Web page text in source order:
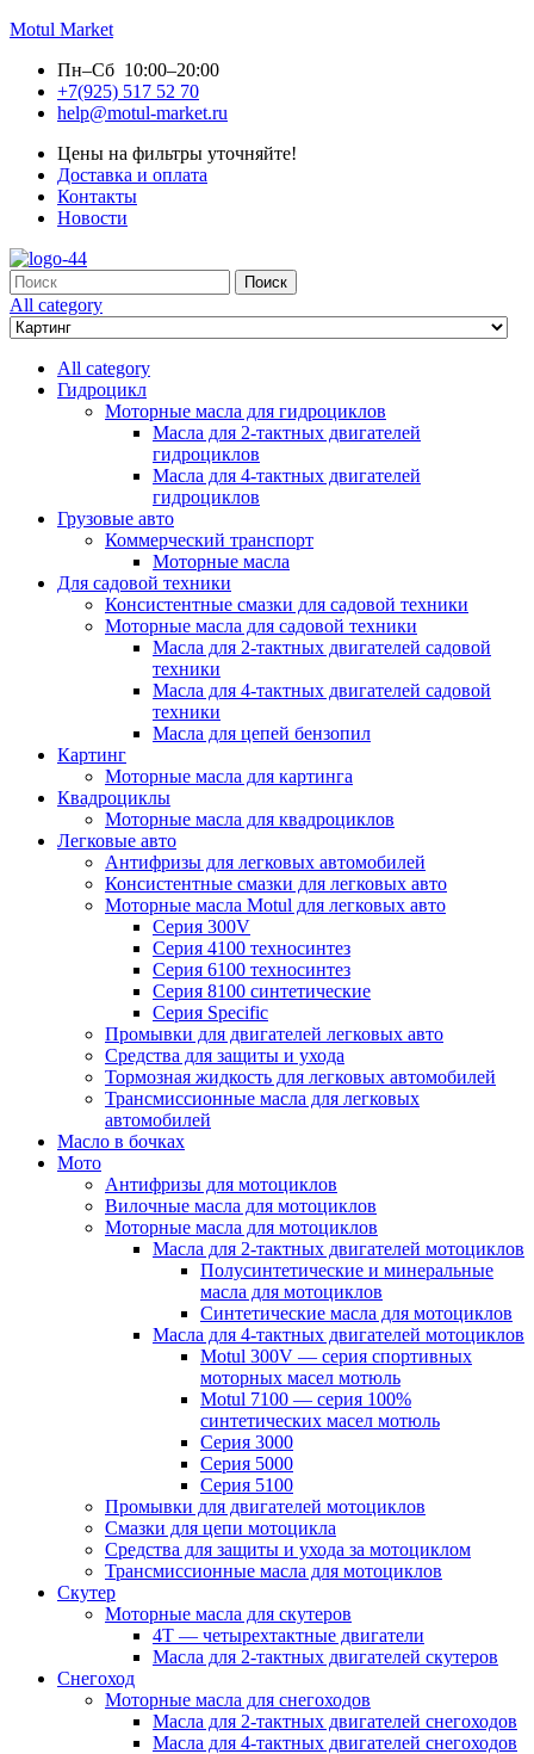
Motul Market
Пн–Сб 10:00–20:00
+7(925) 517 52 70
help@motul-market.ru
Цены на фильтры уточняйте!
Доставка и оплата
Контакты
Новости
Search
for:
Поиск
All category
All category
Гидроцикл
Моторные масла для гидроциклов
Масла для 2-тактных двигателей
гидроциклов
Масла для 4-тактных двигателей
гидроциклов
Грузовые авто
Коммерческий транспорт
Моторные масла
Для садовой техники
Консистентные смазки для садовой техники
Моторные масла для садовой техники
Масла для 2-тактных двигателей садовой
техники
Масла для 4-тактных двигателей садовой
техники
Масла для цепей бензопил
Картинг
Моторные масла для картинга
Квадроциклы
Моторные масла для квадроциклов
Легковые авто
Антифризы для легковых автомобилей
Консистентные смазки для легковых авто
Моторные масла Motul для легковых авто
Серия 300V
Серия 4100 техносинтез
Серия 6100 техносинтез
Серия 8100 синтетические
Серия Specific
Промывки для двигателей легковых авто
Средства для защиты и ухода
Тормозная жидкость для легковых автомобилей
Трансмиссионные масла для легковых
автомобилей
Масло в бочках
Мото
Антифризы для мотоциклов
Вилочные масла для мотоциклов
Моторные масла для мотоциклов
Масла для 2-тактных двигателей мотоциклов
Полусинтетические и минеральные
масла для мотоциклов
Синтетические масла для мотоциклов
Масла для 4-тактных двигателей мотоциклов
Motul 300V — серия спортивных
моторных масел мотюль
Motul 7100 — серия 100%
синтетических масел мотюль
Серия 3000
Серия 5000
Серия 5100
Промывки для двигателей мотоциклов
Смазки для цепи мотоцикла
Средства для защиты и ухода за мотоциклом
Трансмиссионные масла для мотоциклов
Скутер
Моторные масла для скутеров
4Т — четырехтактные двигатели
Масла для 2-тактных двигателей скутеров
Снегоход
Моторные масла для снегоходов
Масла для 2-тактных двигателей снегоходов
Масла для 4-тактных двигателей снегоходов